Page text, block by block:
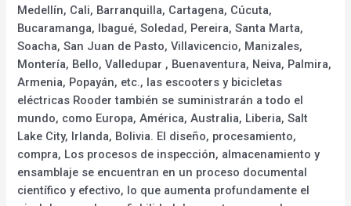
Medellín, Cali, Barranquilla, Cartagena, Cúcuta,
Bucaramanga, Ibagué, Soledad, Pereira, Santa Marta,
Soacha, San Juan de Pasto, Villavicencio, Manizales,
Montería, Bello, Valledupar , Buenaventura, Neiva, Palmira,
Armenia, Popayán, etc., las escooters y bicicletas
eléctricas Rooder también se suministrarán a todo el
mundo, como Europa, América, Australia, Liberia, Salt
Lake City, Irlanda, Bolivia. El diseño, procesamiento,
compra, Los procesos de inspección, almacenamiento y
ensamblaje se encuentran en un proceso documental
científico y efectivo, lo que aumenta profundamente el